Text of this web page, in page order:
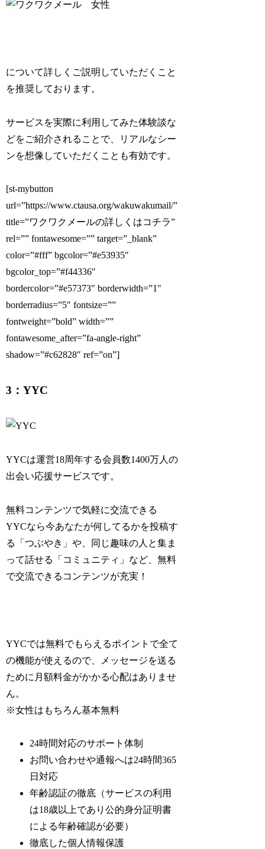
について詳しくご説明していただくこと
を推奨しております。
サービスを実際に利用してみた体験談な
どをご紹介されることで、リアルなシー
ンを想像していただくことも有効です。
[st-mybutton
url=”https://www.ctausa.org/wakuwakumail/”
title=”ワクワクメールの詳しくはコチラ”
rel=”” fontawesome=”” target=”_blank”
color=”#fff” bgcolor=”#e53935″
bgcolor_top=”#f44336″
bordercolor=”#e57373″ borderwidth=”1″
borderradius=”5″ fontsize=””
fontweight=”bold” width=””
fontawesome_after=”fa-angle-right”
shadow=”#c62828″ ref=”on”]
3：YYC
YYCは運営18周年する会員数1400万人の
出会い応援サービスです。
無料コンテンツで気軽に交流できる
YYCなら今あなたが何してるかを投稿す
る「つぶやき」や、同じ趣味の人と集ま
って話せる「コミュニティ」など、無料
で交流できるコンテンツが充実！
YYCでは無料でもらえるポイントで全て
の機能が使えるので、メッセージを送る
ために月額料金がかかる心配はありませ
ん。
※女性はもちろん基本無料
24時間対応のサポート体制
お問い合わせや通報へは24時間365
日対応
年齢認証の徹底（サービスの利用
は18歳以上であり公的身分証明書
による年齢確認が必要）
徹底した個人情報保護